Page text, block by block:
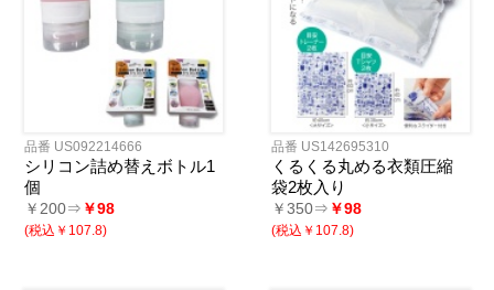
品番 US092214666
シリコン詰め替えボトル1
個
￥200⇒ ￥98
(税込￥107.8)
品番 US142695310
くるくる丸める衣類圧縮
袋2枚入り
￥350⇒ ￥98
(税込￥107.8)